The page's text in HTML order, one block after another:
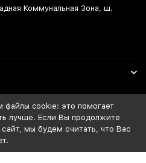
Коммунальная Зона, ш.
файлы cookie: это помогает
лучше. Если Вы продолжите
сайт, мы будем считать, что Вас